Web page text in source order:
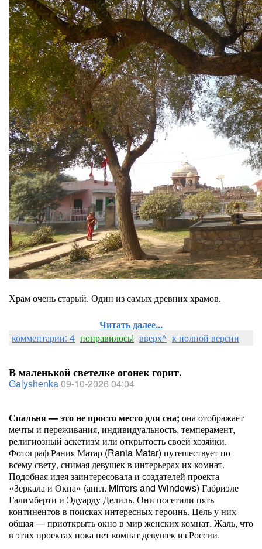
Храм очень старый. Один из самых древних храмов.
Читать далее...
комментарии: 4 понравилось! вверх^ к полной версии
В маленькой светелке огонек горит.
Galyshenka09-10-2026 04:04
Спальня — это не просто место для сна; она отображает
мечты и переживания, индивидуальность, темперамент,
религиозный аскетизм или открытость своей хозяйки.
Фотограф Рания Матар (Rania Matar) путешествует по
всему свету, снимая девушек в интерьерах их комнат.
Подобная идея заинтересовала и создателей проекта
«Зеркала и Окна» (англ. Mirrors and Windows) Габриэле
Галимберти и Эдуарду Делиль. Они посетили пять
континентов в поисках интересных героинь. Цель у них
общая — приоткрыть окно в мир женских комнат. Жаль, что
в этих проектах пока нет комнат девушек из России.